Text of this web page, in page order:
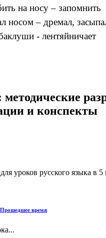
на носу – запомнить
носом – дремал,
- лентяйничает
и конспекты
уроков русского языка в 5
Прошедшее время